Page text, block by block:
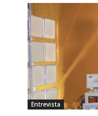
Entrevista